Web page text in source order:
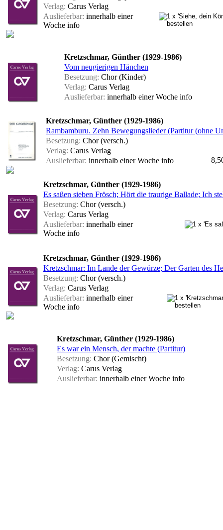
Verlag: Carus Verlag
Auslieferbar: innerhalb einer
Woche info
Kretzschmar, Günther (1929-1986)
Vom neugierigen Hänchen
Besetzung: Chor (Kinder)
Verlag: Carus Verlag
Auslieferbar: innerhalb einer Woche info
Kretzschmar, Günther (1929-1986)
Rambamburu. Zehn Bewegungslieder (Partitur (ohne
Besetzung: Chor (versch.)
Verlag: Carus Verlag
Auslieferbar: innerhalb einer Woche info
Kretzschmar, Günther (1929-1986)
Es saßen sieben Frösch; Hört die traurige Ballade; Ich
Besetzung: Chor (versch.)
Verlag: Carus Verlag
Auslieferbar: innerhalb einer
Woche info
Kretzschmar, Günther (1929-1986)
Kretzschmar: Im Lande der Gewürze; Der Garten des
Besetzung: Chor (versch.)
Verlag: Carus Verlag
Auslieferbar: innerhalb einer
Woche info
Kretzschmar, Günther (1929-1986)
Es war ein Mensch, der machte (Partitur)
Besetzung: Chor (Gemischt)
Verlag: Carus Verlag
Auslieferbar: innerhalb einer Woche info